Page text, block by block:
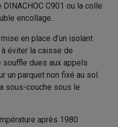
C901 ou la colle
encollage.
en place d’un isolant
éviter la caisse de
dues aux appels
un parquet non fixé au sol.
sous-couche sous le
après 1980